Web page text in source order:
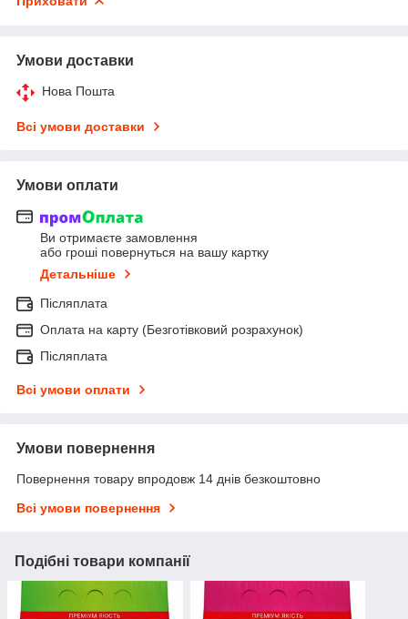
Умови доставки
Нова Пошта
Всі умови доставки
Умови оплати
Ви отримаєте замовлення
або гроші повернуться на вашу картку
Детальніше
Післяплата
Оплата на карту (Безготівковий розрахунок)
Післяплата
Всі умови оплати
Умови повернення
Повернення товару впродовж 14 днів безкоштовно
Всі умови повернення
Подібні товари компанії